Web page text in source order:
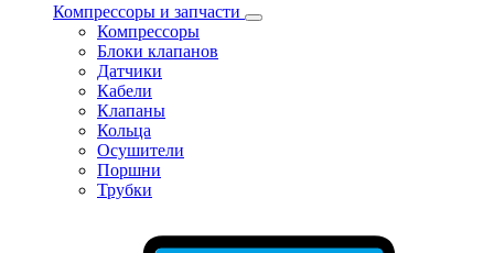
Компрессоры и запчасти
Компрессоры
Блоки клапанов
Датчики
Кабели
Клапаны
Кольца
Осушители
Поршни
Трубки